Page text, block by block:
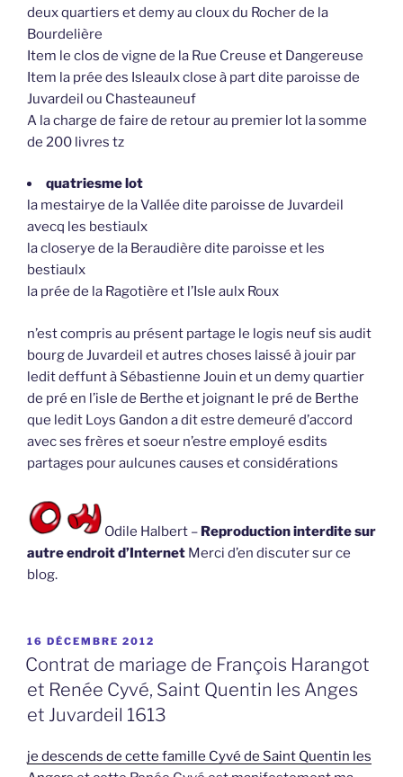
deux quartiers et demy au cloux du Rocher de la
Bourdelière
Item le clos de vigne de la Rue Creuse et Dangereuse
Item la prée des Isleaulx close à part dite paroisse de
Juvardeil ou Chasteauneuf
A la charge de faire de retour au premier lot la somme
de 200 livres tz
quatriesme lot
la mestairye de la Vallée dite paroisse de Juvardeil
avecq les bestiaulx
la closerye de la Beraudière dite paroisse et les
bestiaulx
la prée de la Ragotière et l’Isle aulx Roux
n’est compris au présent partage le logis neuf sis audit
bourg de Juvardeil et autres choses laissé à jouir par
ledit deffunt à Sébastienne Jouin et un demy quartier
de pré en l’isle de Berthe et joignant le pré de Berthe
que ledit Loys Gandon a dit estre demeuré d’accord
avec ses frères et soeur n’estre employé esdits
partages pour aulcunes causes et considérations
Odile Halbert – Reproduction interdite sur
autre endroit d’Internet Merci d’en discuter sur ce
blog.
PUBLIÉ
LE
16 DÉCEMBRE 2012
Contrat de mariage de François Harangot
et Renée Cyvé, Saint Quentin les Anges
et Juvardeil 1613
je descends de cette famille Cyvé de Saint Quentin les